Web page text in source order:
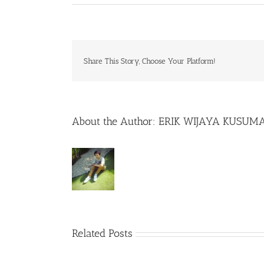
Share This Story, Choose Your Platform!
About the Author: ERIK WIJAYA
Related Posts